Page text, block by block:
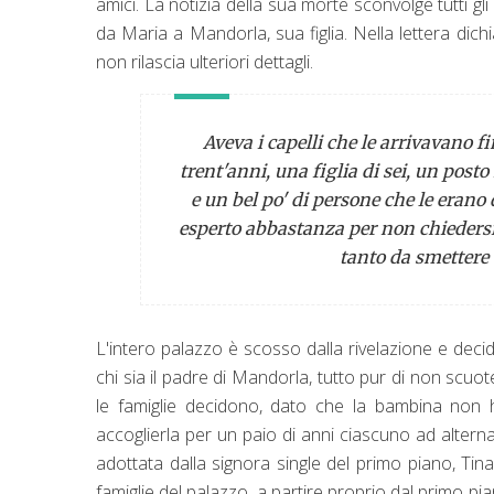
da Maria a Mandorla, sua figlia. Nella lettera
non rilascia ulteriori dettagli.
Aveva i capelli che le arrivavano
trent'anni, una figlia di sei, un
e un bel po' di persone che le
esperto abbastanza per non
tanto da
L'intero palazzo è scosso dalla rivelazione e
chi sia il padre di Mandorla, tutto pur di non
le famiglie decidono, dato che la bambina
accoglierla per un paio di anni ciascuno ad
adottata dalla signora single del primo piano,